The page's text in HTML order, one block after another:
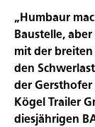
„Humbaur
Baustelle,
mit der
den
der
Kögel Trailer
diesjährigen